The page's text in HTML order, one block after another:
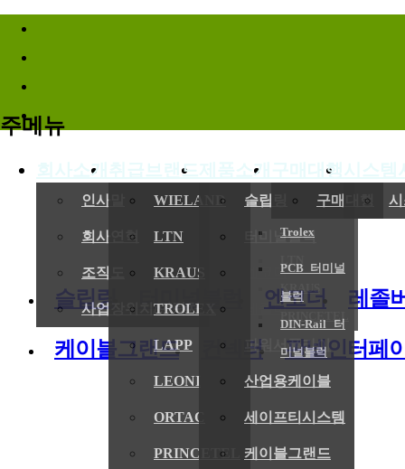
바로가기메뉴
주메뉴
회사소개
인사말
회사연혁
조직도
사업장위치/연락처
취급브랜드
WIELAND
LTN
KRAUS
TROLEX
LAPP
LEONI
ORTAC
PRINCETEL
제품소개
슬립링
Trolex
KRAUS
PRINCETEL
터미널블럭
PCB 터미널
블럭
DIN-Rail 터
미널블럭
엔코더
레졸버
파워서플라이
산업용케이블
세이프티시스템
케이블그랜드
구매대행
구매대행
(
전기,기
슬립링 터미널블럭 엔코더 레졸
케이블그랜드 컨넥터 판넬인터페